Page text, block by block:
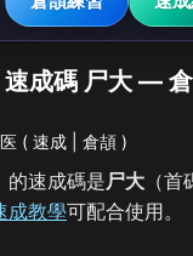
速成碼 尸大 —
医 ( 速成 | 倉頡 )
的速成碼是尸大 （
成教學可配合使用。